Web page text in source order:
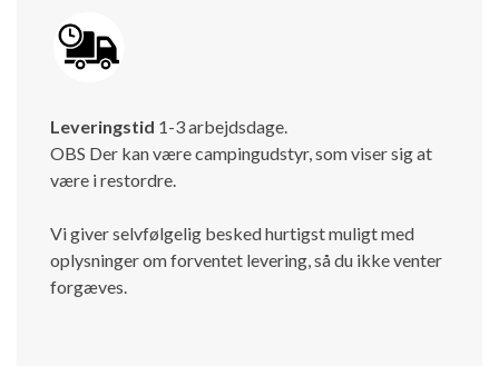
Leveringstid 1-3 arbejdsdage.
OBS Der kan være campingudstyr, som viser sig at
være i restordre.
Vi giver selvfølgelig besked hurtigst muligt med
oplysninger om forventet levering, så du ikke venter
forgæves.